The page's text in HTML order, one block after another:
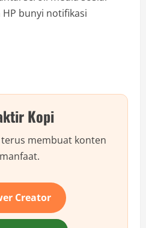
bunyi notifikasi
Kopi
membuat konten
Creator